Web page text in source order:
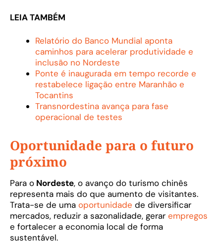
LEIA TAMBÉM
Relatório do Banco Mundial aponta
caminhos para acelerar produtividade e
inclusão no Nordeste
Ponte é inaugurada em tempo recorde e
restabelece ligação entre Maranhão e
Tocantins
Transnordestina avança para fase
operacional de testes
Oportunidade para o futuro
próximo
Para o Nordeste, o avanço do turismo chinês
representa mais do que aumento de visitantes.
Trata-se de uma oportunidade de diversificar
mercados, reduzir a sazonalidade, gerar empregos
e fortalecer a economia local de forma
sustentável.